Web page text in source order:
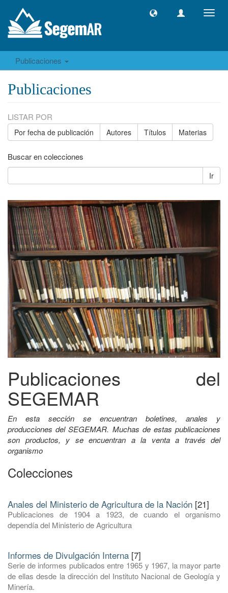
Publicaciones
Publicaciones
LISTAR POR
Por fecha de publicación Autores Títulos Materias
Buscar en colecciones
Ir
Publicaciones del
SEGEMAR
En esta sección se encuentran boletines, anales y
producciones del SEGEMAR. Muchas de estas publicaciones
son productos, y se encuentran a la venta a través del
organismo
Colecciones
Anales del Ministerio de Agricultura de la Nación [21]
Publicaciones de 1904 a 1923, de cuando el organismo
dependía del Ministerio de Agricultura
Informes de Divulgación Interna [7]
Serie de informes publicados entre 1965 y 1967, la mayor parte
de ellas desde la dirección del Instituto Nacional de Geología y
Minería.